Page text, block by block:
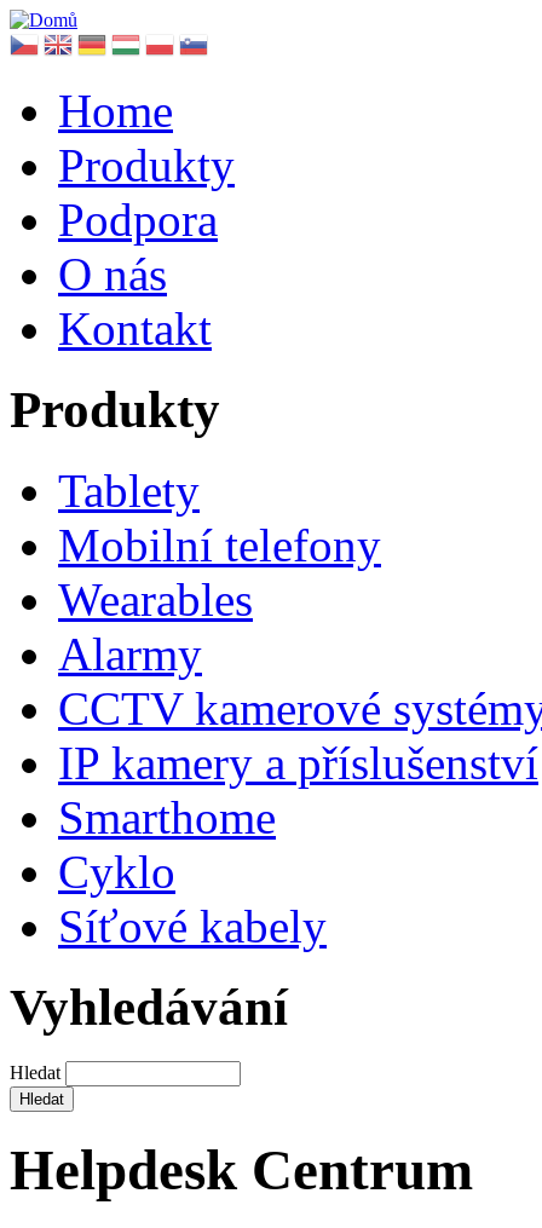
Home
Produkty
Podpora
O nás
Kontakt
Produkty
Tablety
Mobilní telefony
Wearables
Alarmy
CCTV kamerové
IP kamery a příslušenství
Smarthome
Cyklo
Síťové kabely
Vyhledávání
Hledat
Helpdesk Centrum